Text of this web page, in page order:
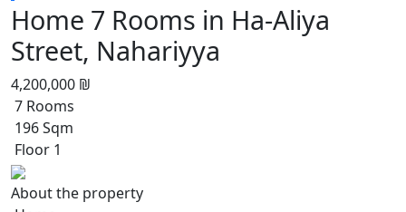
Home 7 Rooms in Ha-Aliya
Street, Nahariyya
4,200,000 ₪
7 Rooms
196 Sqm
Floor 1
About the property